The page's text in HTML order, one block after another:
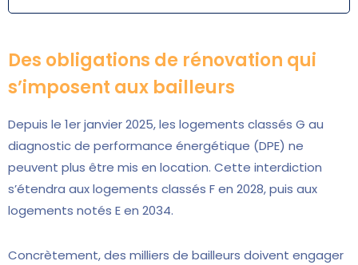
Des obligations de rénovation qui
s’imposent aux bailleurs
Depuis le 1er janvier 2025, les logements classés G au
diagnostic de performance énergétique (DPE) ne
peuvent plus être mis en location. Cette interdiction
s’étendra aux logements classés F en 2028, puis aux
logements notés E en 2034.
Concrètement, des milliers de bailleurs doivent engager